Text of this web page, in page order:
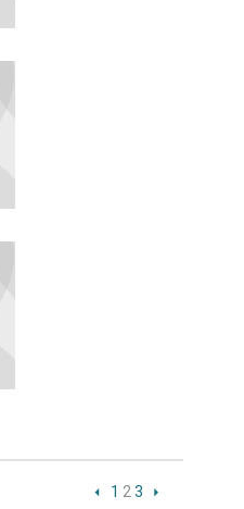
1 2 3